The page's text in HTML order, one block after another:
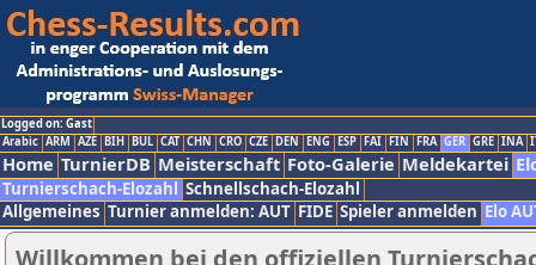
Logged on: Gast
Arabic ARM AZE BIH BUL CAT CHN CRO CZE DEN ENG ESP FAI FIN FRA GER GRE INA
Home TurnierDB Meisterschaft Foto-Galerie Meldekartei
Turnierschach-Elozahl Schnellschach-Elozahl
Allgemeines Turnier anmelden: AUT FIDE Spieler anmelden Elo
Willkommen bei den offiziellen